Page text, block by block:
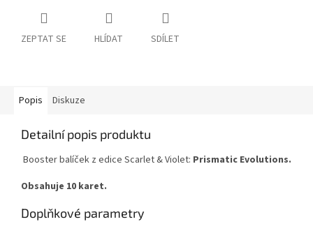
ZEPTAT SE HLÍDAT SDÍLET
Popis Diskuze
Detailní popis produktu
Booster balíček z edice Scarlet & Violet: Prismatic Evolutions.
Obsahuje 10 karet.
Doplňkové parametry